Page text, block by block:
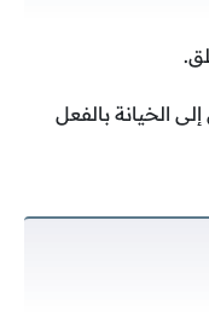
الخيانة بالفعل